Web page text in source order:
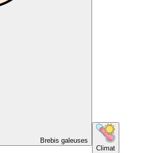
Brebis galeuses
Climat